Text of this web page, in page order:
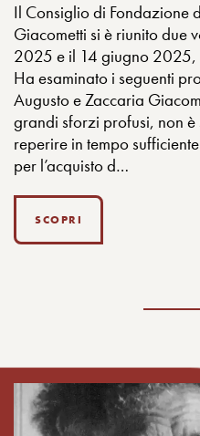
Il Consiglio di Fondazione
Giacometti si è riunito due
2025 e il 14 giugno 2025,
Ha esaminato i seguenti
Augusto e Zaccaria
grandi sforzi profusi, non
reperire in tempo
per l’acquisto d…
SCOPRI